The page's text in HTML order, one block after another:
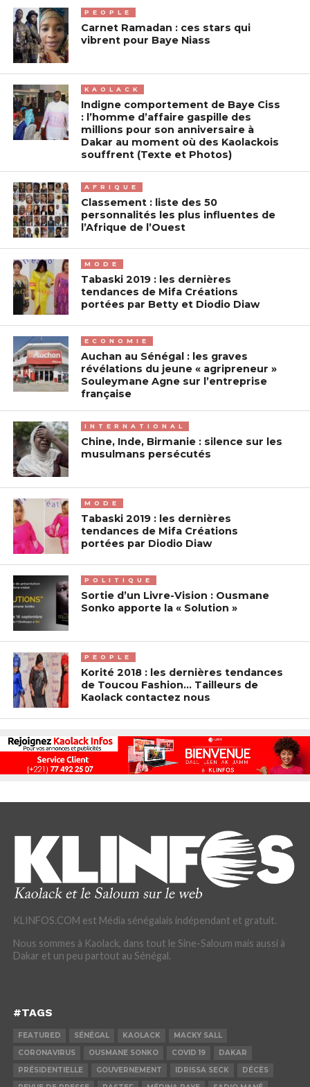
PEOPLE
Carnet Ramadan : ces stars qui
vibrent pour Baye Niass
KAOLACK
Indigne comportement de Baye Ciss
: l’homme d’affaire gaspille des
millions pour son anniversaire à
Dakar au moment où des Kaolackois
souffrent (Texte et Photos)
AFRIQUE
Classement : liste des 50
personnalités les plus influentes de
l’Afrique de l’Ouest
MODE
Tabaski 2019 : les dernières
tendances de Mifa Créations
portées par Betty et Diodio Diaw
ECONOMIE
Auchan au Sénégal : les graves
révélations du jeune « agripreneur »
Souleymane Agne sur l’entreprise
française
INTERNATIONAL
Chine, Inde, Birmanie : silence sur les
musulmans persécutés
MODE
Tabaski 2019 : les dernières
tendances de Mifa Créations
portées par Diodio Diaw
POLITIQUE
Sortie d’un Livre-Vision : Ousmane
Sonko apporte la « Solution »
PEOPLE
Korité 2018 : les dernières tendances
de Toucou Fashion… Tailleurs de
Kaolack contactez nous
KLINFOS.COM est Média sénégalais indépendant et gratuit.
Nous sommes à Kaolack, dans tout le Sine-Saloum mais aussi à
Dakar et un peu partout au Sénégal.
#TAGS
FEATURED SÉNÉGAL KAOLACK
MACKY SALL
CORONAVIRUS
OUSMANE SONKO COVID 19
DAKAR
PRÉSIDENTIELLE
GOUVERNEMENT IDRISSA SECK
DÉCÈS